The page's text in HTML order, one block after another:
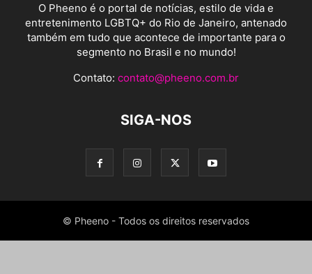
O Pheeno é o portal de notícias, estilo de vida e
entretenimento LGBTQ+ do Rio de Janeiro, antenado
também em tudo que acontece de importante para o
segmento no Brasil e no mundo!
Contato: contato@pheeno.com.br
SIGA-NOS
© Pheeno - Todos os direitos reservados